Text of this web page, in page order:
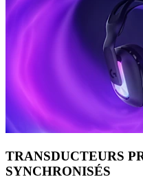
TRANSDUCTEURS
SYNCHRONISÉS